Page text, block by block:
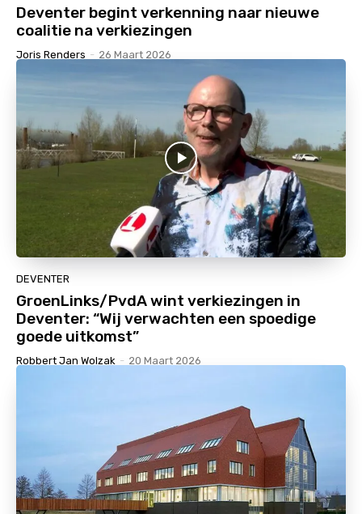
Deventer begint verkenning naar nieuwe
coalitie na verkiezingen
Joris Renders - 26 Maart 2026
DEVENTER
GroenLinks/PvdA wint verkiezingen in
Deventer: “Wij verwachten een spoedige
goede uitkomst”
Robbert Jan Wolzak - 20 Maart 2026